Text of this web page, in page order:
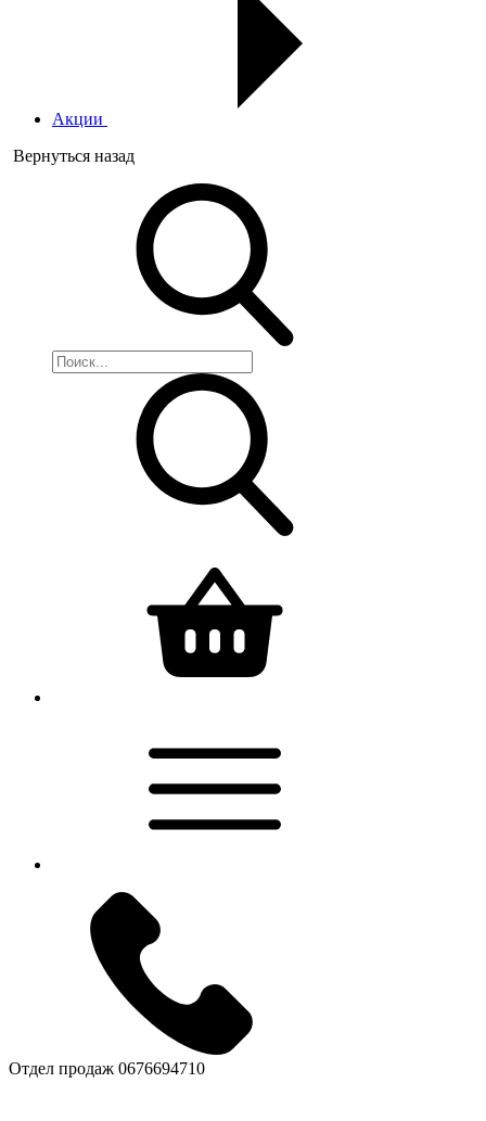
Акции
Вернуться назад
Отдел продаж 0676694710